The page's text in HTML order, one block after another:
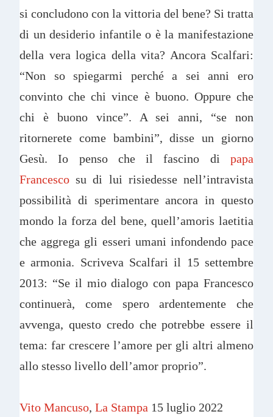
si concludono con la vittoria del bene? Si tratta
di un desiderio infantile o è la manifestazione
della vera logica della vita? Ancora Scalfari:
“Non so spiegarmi perché a sei anni ero
convinto che chi vince è buono. Oppure che
chi è buono vince”. A sei anni, “se non
ritornerete come bambini”, disse un giorno
Gesù. Io penso che il fascino di papa
Francesco su di lui risiedesse nell’intravista
possibilità di sperimentare ancora in questo
mondo la forza del bene, quell’amoris laetitia
che aggrega gli esseri umani infondendo pace
e armonia. Scriveva Scalfari il 15 settembre
2013: “Se il mio dialogo con papa Francesco
continuerà, come spero ardentemente che
avvenga, questo credo che potrebbe essere il
tema: far crescere l’amore per gli altri almeno
allo stesso livello dell’amor proprio”.
Vito Mancuso, La Stampa 15 luglio 2022